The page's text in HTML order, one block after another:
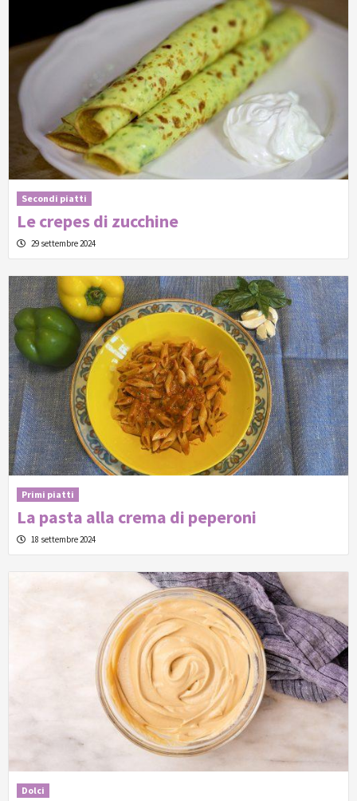
Secondi piatti
Le crepes di zucchine
29 settembre 2024
Primi piatti
La pasta alla crema di peperoni
18 settembre 2024
Dolci